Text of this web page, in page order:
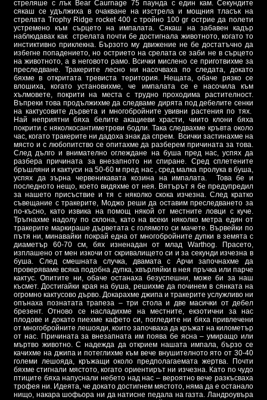
стреляше с лък Bear Caurnage 75 паунда с един кам. Секундите
сякаш се удължиха в очакване на изстрела и мощния тласък на
стрелата Trophy Ridge rocket 400 с тройно 100 gr острие да полети
устремено към сърцето на импалата. Сякаш на забавен кадър
наблюдавах как стрелата почти бе достигнала животното, когато то
инстиктивно приклекна. Бързото му движение не бе достатъчно да
избегне попадението, но острието на срелата се заби не в сърцето
на животното, а в неговото рамо. Всички мислено се приготвихме за
преследване. Тракерите лесно ни насочваха по следата, докато
бяхме в откритата тревиста територия. Нещата, обаче рязко се
влошиха, когато установихме, че импалата се е насочила към
хълмовете, покрити на места с трудно проходима растителност.
Въпреки това продължихме да следваме дирята под дебелите сенки
на кактусовите дървета и многобройните увивни растения по тях.
Най неприятни бяха белите акациеви храсти, чиито клони бяха
покрити с няколкосантиметрови бодли. Така следвахме кръвта около
час, когато тракерите ни дадоха знак да спрем. Всички застинахме на
място и с любопитство се опитахме да разберем причината за това.
След дълго и внимателно оглеждане на буша пред нас, успях да
разбера причината за внезапното ни спиране. Сред сплетените
бръшляни и кактуси на 50-60 м пред нас , сред малка пролука в буша,
успях да зърна червеникавата козина на импалата. Това бе и
последното нещо, което видяхме от нея. Вятърът я бе предупредил
за нашето присъствие и тя с няколко скока изчезна. След кратко
съвещание с тракерите, Моджо реши да оставим преследването за
по-късно, като извика на помощ някой от местните ловци с куче.
Тръгнахме надолу по склона, като на всеки няколко метра един от
тракерите маркираше дърветата с голямото си мачете. Вървейки по
пътя ни, минавайки покрай една от многобройните дупки в земята с
диаметър 60-70 см, бях изненадан от млад Warthog. Прасето,
изплашено от мен изкочи от скривалището си и за секунди изчезна в
буша. След смешната случка, двамата с Арчи започнахме да
проверяваме всяка подобна дупка, хвърляйки в нея пръчка или парче
кактус. Опитите ни, обаче останаха безуспешни, може би за наш
късмет. Достигайки края на буша, решихме да починем в сянката на
огромно кактусово дърво. Докарахме джипа и тракерите услужливо ни
опънаха познатата трапеза – три стола и две масички от дебел
брезент. Отново се насладихме на местните, екзотични за нас
плодове и докато пиехме кафето си, погледите ни бяха привлечени
от многобройните лешояди, които започваха да кръжат на километър
от нас. Причината за внезапната им поява бе ясна – умиращо или
мъртво животно. С надежда да открием нашата импала, бързо се
качихме на джипа и потеглихме към вече внушителното ято от 30-40
големи лешояда, кръжащи около предполагаемата жертва. Почти
бяхме стигнали мястото, когато ориентирът ни изчезна. Като по чудо
птиците бяха напуснали небето над нас – вероятно вече разкъсваха
трофея ни. Идеята, че докато достигнем мястото, няма да е останало
нищо, накара шофьора ни да натисне педала на газта. Ландроувъра